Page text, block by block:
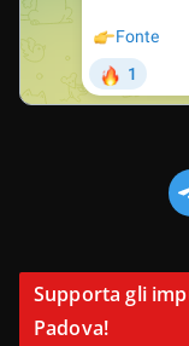
Supporta gli
Padova!